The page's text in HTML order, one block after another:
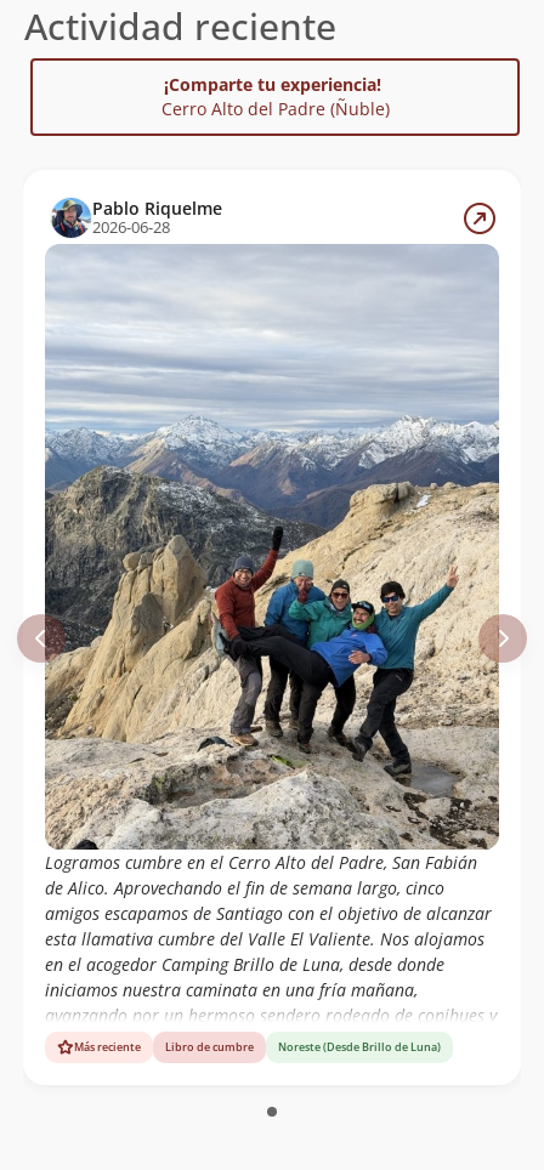
Actividad reciente
¡Comparte tu experiencia!
Cerro Alto del Padre (Ñuble)
Pablo Riquelme
2026-06-28
Logramos cumbre en el Cerro Alto del Padre, San Fabián
de Alico. Aprovechando el fin de semana largo, cinco
amigos escapamos de Santiago con el objetivo de alcanzar
esta llamativa cumbre del Valle El Valiente. Nos alojamos
en el acogedor Camping Brillo de Luna, desde donde
iniciamos nuestra caminata en una fría mañana,
avanzando por un hermoso sendero rodeado de copihues y
bosque nativo. Al llegar a la zona de pastoreo, el bosque
comenzó a abrirse y el sendero prácticamente desapareció.
media montaña, la lectura del terreno y el seguimiento de
Más reciente Libro de cumbre Noreste (Desde Brillo de Luna)